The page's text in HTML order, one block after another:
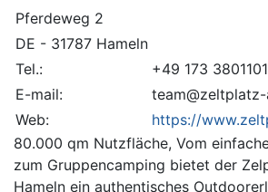
Pferdeweg 2
DE - 31787 Hameln
Tel.:
+49 173 3801101
E-mail:
Web:
https://
80.000 qm Nutzfläche, Vom
zum Gruppencamping bietet der
Hameln ein authentisches